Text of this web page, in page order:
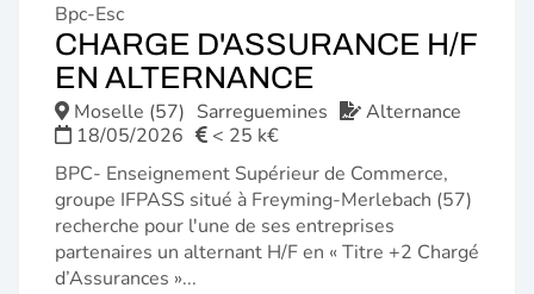
Bpc-Esc
CHARGE D'ASSURANCE H/F
EN ALTERNANCE
FENÊTRE)
Moselle (57) Sarreguemines
Alternance
18/05/2026
< 25 k€
BPC- Enseignement Supérieur de Commerce,
groupe IFPASS situé à Freyming-Merlebach (57)
recherche pour l'une de ses entreprises
partenaires un alternant H/F en « Titre +2 Chargé
d’Assurances »...